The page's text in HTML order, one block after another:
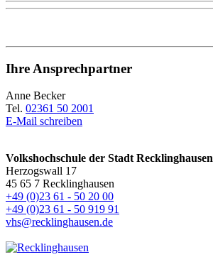
Ihre Ansprechpartner
Anne Becker
Tel. 02361 50 2001
E-Mail schreiben
Volkshochschule der Stadt Recklinghausen
Herzogswall 17
45 65 7 Recklinghausen
+49 (0)23 61 - 50 20 00
+49 (0)23 61 - 50 919 91
vhs@recklinghausen.de